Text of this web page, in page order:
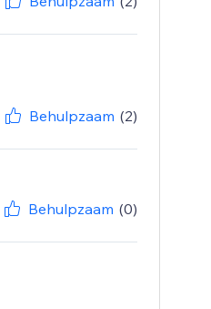
Behulpzaam (2)
Behulpzaam (0)